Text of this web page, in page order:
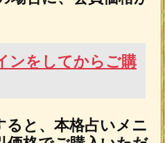
びの奇跡霊
ット